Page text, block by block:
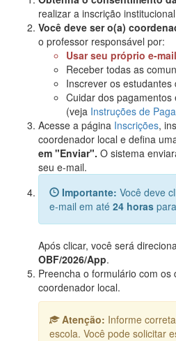
realizar a inscrição
Você deve ser o(a)
o professor responsável por:
Usar seu próprio e-mail
Receber todas as
Inscrever os estudantes
Cuidar dos
(veja Instruções de
Acesse a página Inscrições,
coordenador local e defina
em "Enviar". O sistema
seu e-mail.
Importante: Você deve
e-mail em até 24 horas
Após clicar, você será
OBF/2026/App.
Preencha o formulário com os
coordenador local.
Atenção: Informe
escola. Você pode solicitar